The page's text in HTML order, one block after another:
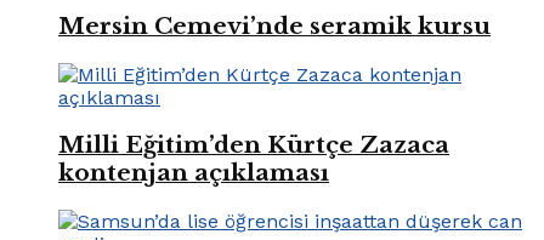
Mersin Cemevi’nde seramik kursu
Milli Eğitim’den Kürtçe Zazaca
kontenjan açıklaması